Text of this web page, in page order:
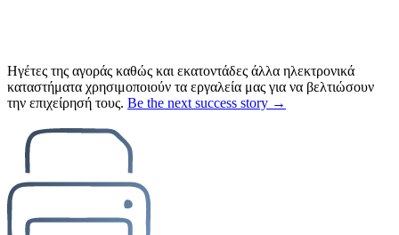
Ηγέτες της αγοράς καθώς και εκατοντάδες άλλα ηλεκτρονικά
καταστήματα χρησιμοποιούν τα εργαλεία μας για να βελτιώσουν
την επιχείρησή τους. Be the next success story →